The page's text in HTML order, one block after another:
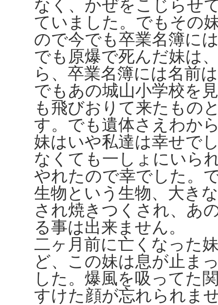
なく、かぜをこじらせ
ていました。でもその
ので今でも卒業名簿に
でも原爆で死んだ妹は
ら、卒業名簿には名前
でもあの城山小学校を
も飛びおりて来たもの
す。でも遺体さえわか
妹はいや私達は幸せで
なくても一しょにいら
やれたので幸でした。
生物という生物、大き
され焼きつくされ、あ
る事は出来ません。
二ヶ月前に亡くなった
ど、この妹は息が止ま
した。爆風を吸ってた
すけた顔が忘れられま